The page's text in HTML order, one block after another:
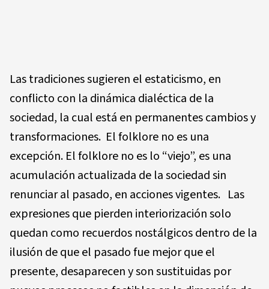
Las tradiciones sugieren el estaticismo, en
conflicto con la dinámica dialéctica de la
sociedad, la cual está en permanentes cambios y
transformaciones. El folklore no es una
excepción. El folklore no es lo “viejo”, es una
acumulación actualizada de la sociedad sin
renunciar al pasado, en acciones vigentes. Las
expresiones que pierden interiorización solo
quedan como recuerdos nostálgicos dentro de la
ilusión de que el pasado fue mejor que el
presente, desaparecen y son sustituidas por